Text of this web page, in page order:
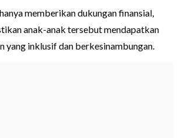
memberikan dukungan finansial,
anak-anak tersebut mendapatkan
yang inklusif dan berkesinambungan.